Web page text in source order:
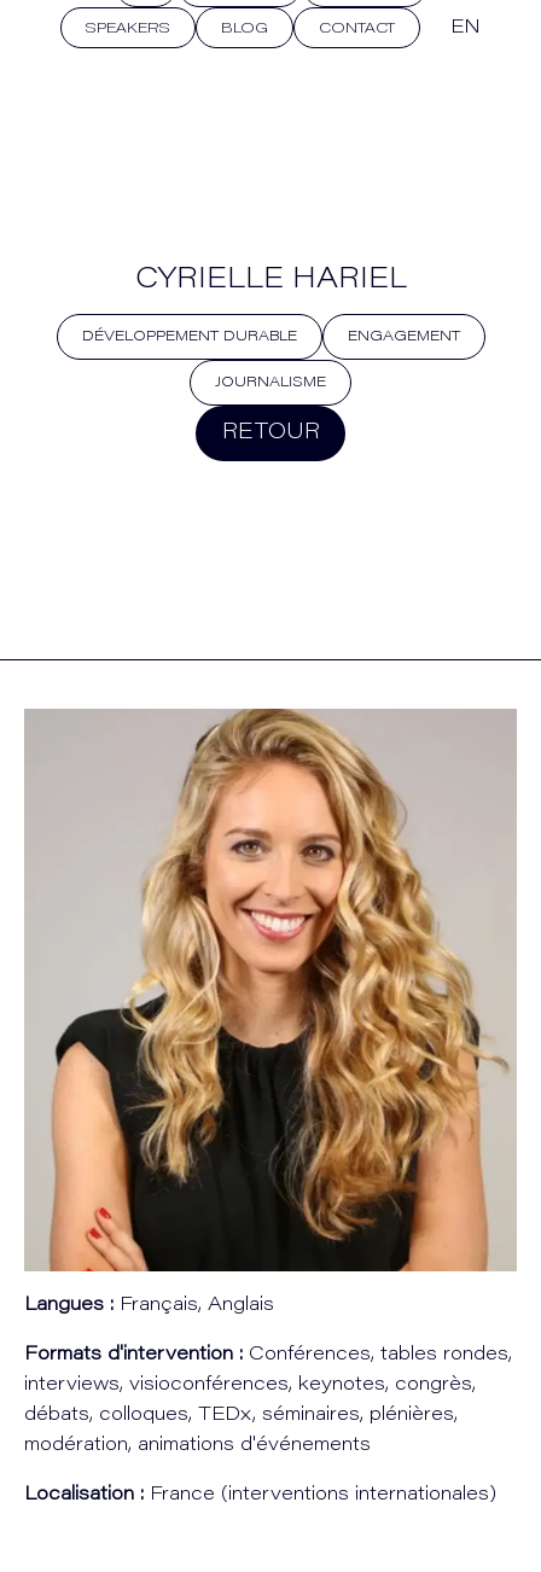
SPEAKERS BLOG CONTACT EN
CYRIELLE HARIEL
DÉVELOPPEMENT DURABLE ENGAGEMENT
JOURNALISME
RETOUR
Langues : Français, Anglais
Formats d'intervention : Conférences, tables rondes,
interviews, visioconférences, keynotes, congrès,
débats, colloques, TEDx, séminaires, plénières,
modération, animations d'événements
Localisation : France (interventions internationales)